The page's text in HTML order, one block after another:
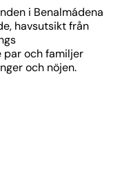
i Benalmádena
havsutsikt från
par och familjer
och nöjen.